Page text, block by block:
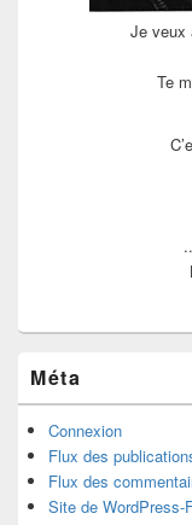
Je veux
Te
Méta
Connexion
Flux des
Flux des
Site de WordPress-